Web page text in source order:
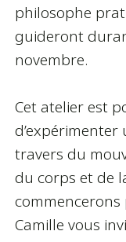
philosophe
guideront
novembre.
Cet atelier est
d’expérimenter
travers du
du corps et de
Camille vous